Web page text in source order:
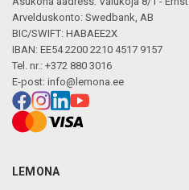
Arvelduskonto: Swedbank, AB
BIC/SWIFT: HABAEE2X
IBAN: EE54 2200 2210 4517 9157
Tel. nr.: +372 880 3016
E-post: info@lemona.ee
LEMONA